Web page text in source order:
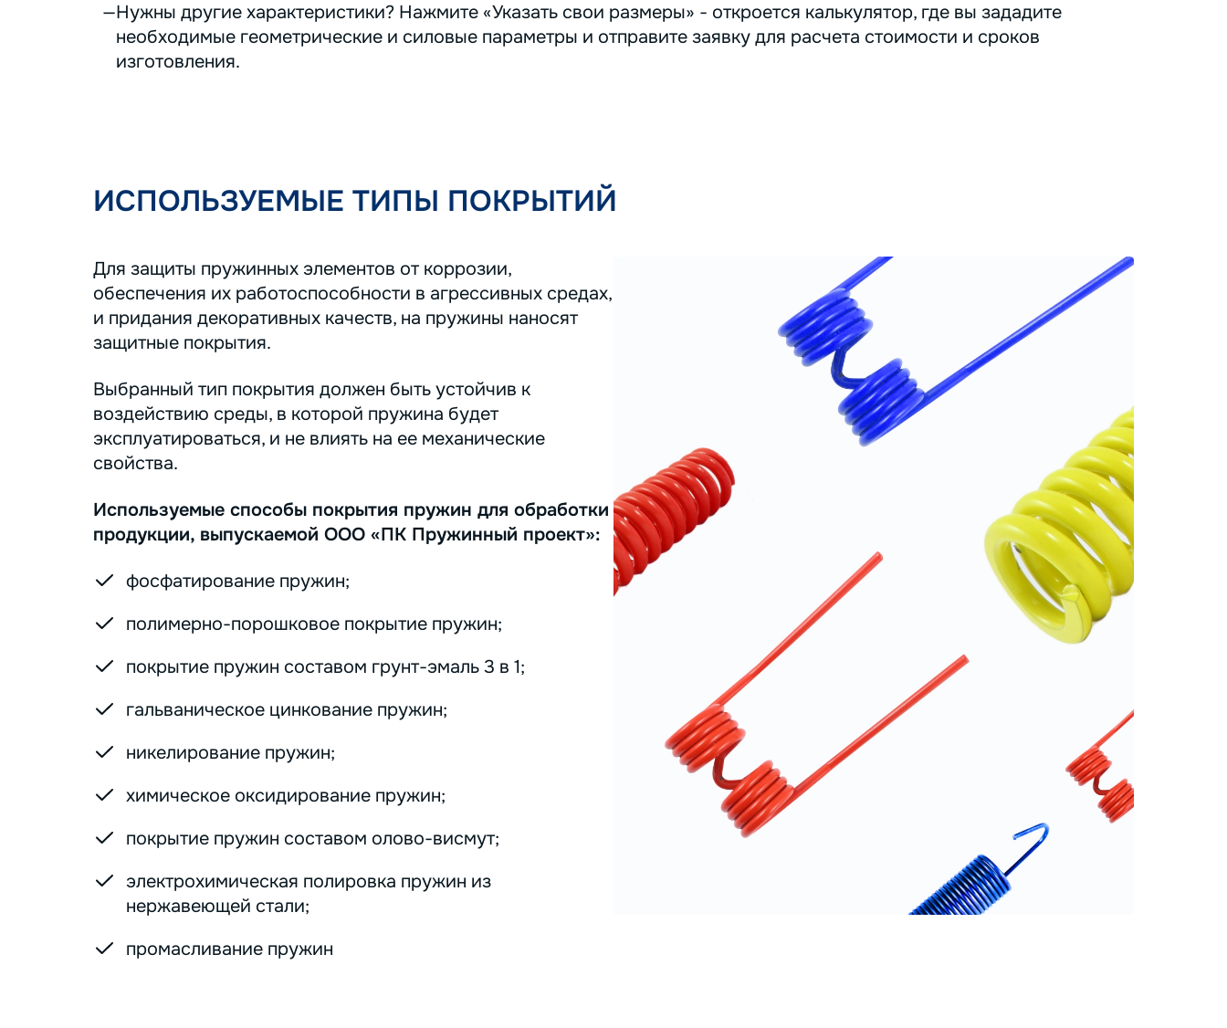
Нужны другие характеристики? Нажмите «Указать свои размеры» - откроется калькулятор, где вы зададите
необходимые геометрические и силовые параметры и отправите заявку для расчета стоимости и сроков
изготовления.
ИСПОЛЬЗУЕМЫЕ ТИПЫ ПОКРЫТИЙ
Для защиты пружинных элементов от коррозии,
обеспечения их работоспособности в агрессивных средах,
и придания декоративных качеств, на пружины наносят
защитные покрытия.
Выбранный тип покрытия должен быть устойчив к
воздействию среды, в которой пружина будет
эксплуатироваться, и не влиять на ее механические
свойства.
Используемые способы покрытия пружин для обработки
продукции, выпускаемой ООО «ПК Пружинный проект»:
фосфатирование пружин;
полимерно-порошковое покрытие пружин;
покрытие пружин составом грунт-эмаль 3 в 1;
гальваническое цинкование пружин;
никелирование пружин;
химическое оксидирование пружин;
покрытие пружин составом олово-висмут;
электрохимическая полировка пружин из
нержавеющей стали;
промасливание пружин